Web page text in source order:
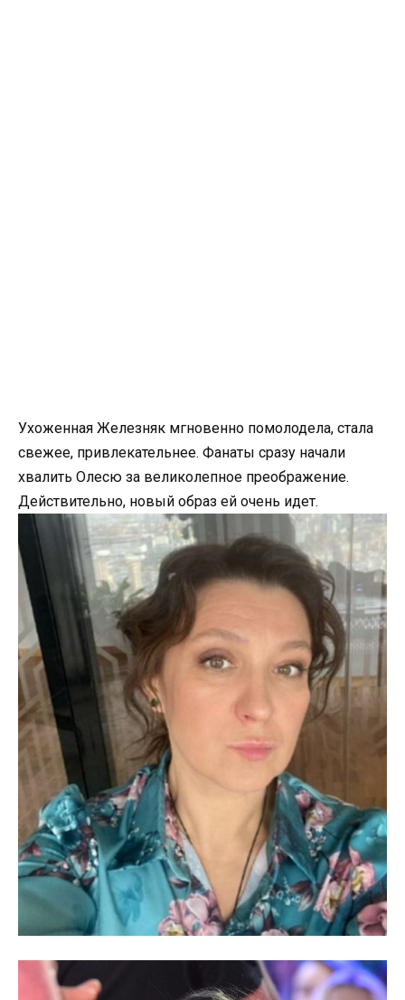
Ухоженная Железняк мгновенно помолодела, стала
свежее, привлекательнее. Фанаты сразу начали
хвалить Олесю за великолепное преображение.
Действительно, новый образ ей очень идет.